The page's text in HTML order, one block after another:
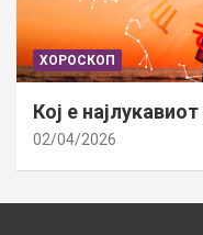
ХОРОСКОП
Кој е
02/04/2026